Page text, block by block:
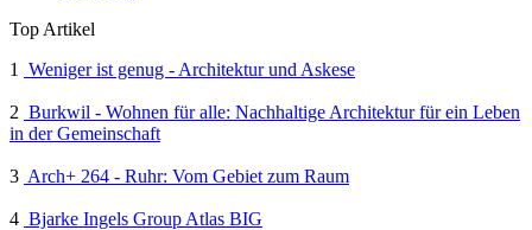
Top Artikel
1
Weniger ist genug - Architektur und Askese
2 Burkwil - Wohnen für alle: Nachhaltige Architektur für ein Leben
in der Gemeinschaft
3 Arch+ 264 - Ruhr: Vom Gebiet zum Raum
4 Bjarke Ingels Group Atlas BIG